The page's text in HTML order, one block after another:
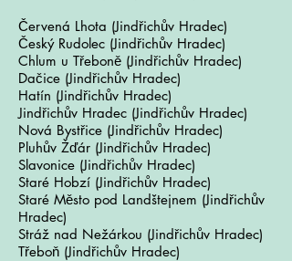
Červená Lhota (Jindřichův Hradec)
Český Rudolec (Jindřichův Hradec)
Chlum u Třeboně (Jindřichův Hradec)
Dačice (Jindřichův Hradec)
Hatín (Jindřichův Hradec)
Jindřichův Hradec (Jindřichův Hradec)
Nová Bystřice (Jindřichův Hradec)
Pluhův Žďár (Jindřichův Hradec)
Slavonice (Jindřichův Hradec)
Staré Hobzí (Jindřichův Hradec)
Staré Město pod Landštejnem (Jindřichův
Hradec)
Stráž nad Nežárkou (Jindřichův Hradec)
Třeboň (Jindřichův Hradec)